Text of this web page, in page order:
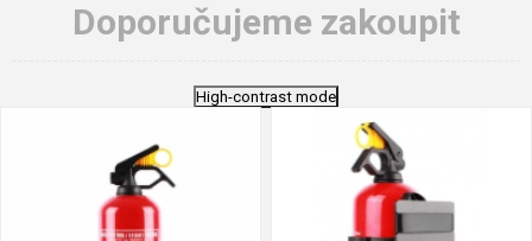
Doporučujeme zakoupit
High-contrast mode